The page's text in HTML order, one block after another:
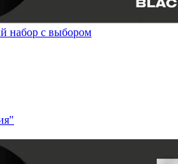
набор с выбором